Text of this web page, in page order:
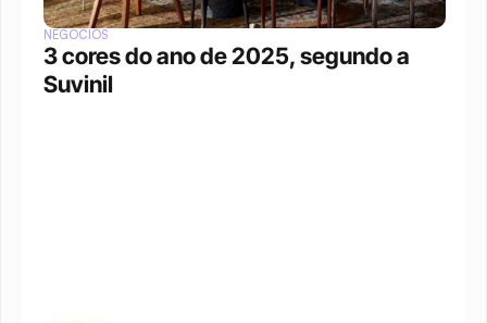
NEGÓCIOS
3 cores do ano de 2025, segundo a
Suvinil